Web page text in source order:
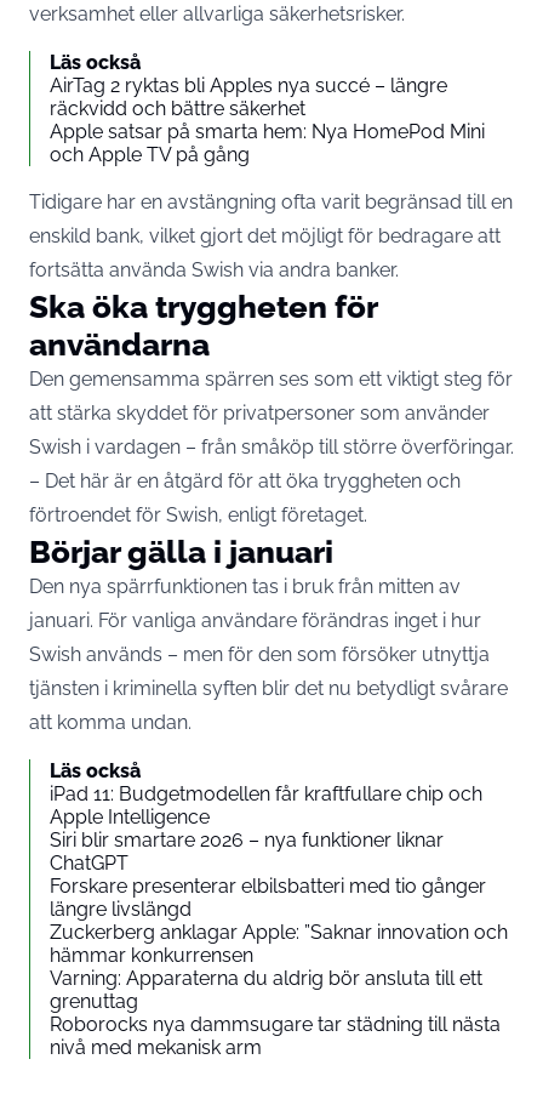
verksamhet eller allvarliga säkerhetsrisker.
Läs också
AirTag 2 ryktas bli Apples nya succé – längre
räckvidd och bättre säkerhet
Apple satsar på smarta hem: Nya HomePod Mini
och Apple TV på gång
Tidigare har en avstängning ofta varit begränsad till en
enskild bank, vilket gjort det möjligt för bedragare att
fortsätta använda Swish via andra banker.
Ska öka tryggheten för
användarna
Den gemensamma spärren ses som ett viktigt steg för
att stärka skyddet för privatpersoner som använder
Swish i vardagen – från småköp till större överföringar.
– Det här är en åtgärd för att öka tryggheten och
förtroendet för Swish, enligt företaget.
Börjar gälla i januari
Den nya spärrfunktionen tas i bruk från mitten av
januari. För vanliga användare förändras inget i hur
Swish används – men för den som försöker utnyttja
tjänsten i kriminella syften blir det nu betydligt svårare
att komma undan.
Läs också
iPad 11: Budgetmodellen får kraftfullare chip och
Apple Intelligence
Siri blir smartare 2026 – nya funktioner liknar
ChatGPT
Forskare presenterar elbilsbatteri med tio gånger
längre livslängd
Zuckerberg anklagar Apple: ”Saknar innovation och
hämmar konkurrensen
Varning: Apparaterna du aldrig bör ansluta till ett
grenuttag
Roborocks nya dammsugare tar städning till nästa
nivå med mekanisk arm